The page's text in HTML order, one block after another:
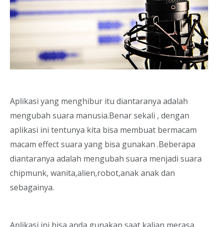
Aplikasi yang menghibur itu diantaranya adalah
mengubah suara manusia.Benar sekali , dengan
aplikasi ini tentunya kita bisa membuat bermacam
macam effect suara yang bisa gunakan .Beberapa
diantaranya adalah mengubah suara menjadi suara
chipmunk, wanita,alien,robot,anak anak dan
sebagainya.